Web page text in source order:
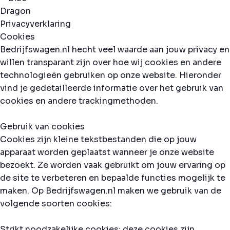
Privacyverklaring
Cookies
Bedrijfswagen.nl hecht veel waarde aan jouw privacy en
willen transparant zijn over hoe wij cookies en andere
technologieën gebruiken op onze website. Hieronder
vind je gedetailleerde informatie over het gebruik van
cookies en andere trackingmethoden.
Gebruik van cookies
Cookies zijn kleine tekstbestanden die op jouw
apparaat worden geplaatst wanneer je onze website
bezoekt. Ze worden vaak gebruikt om jouw ervaring op
de site te verbeteren en bepaalde functies mogelijk te
maken. Op Bedrijfswagen.nl maken we gebruik van de
volgende soorten cookies: